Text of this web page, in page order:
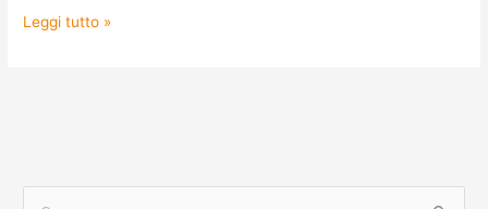
Leggi tutto »